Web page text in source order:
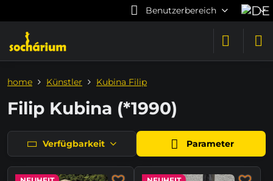
Benutzerbereich
home Künstler Kubina Filip
Filip Kubina (*1990)
Verfügbarkeit Parameter